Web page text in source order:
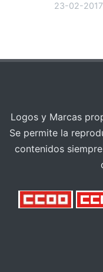
23-02-2017
Logos y Marcas
Se permite la
contenidos